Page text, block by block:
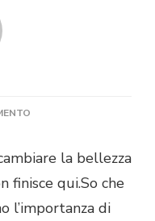
PER
REPLICHE
HANNO
la bellezza
finisce qui.So che
l’importanza di